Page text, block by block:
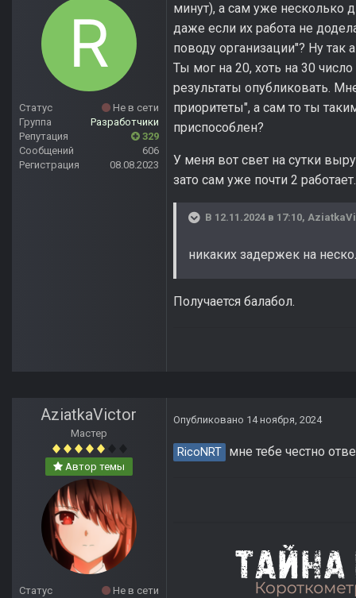
Статус
Не в сети
Группа
Разработчики
Репутация
329
Сообщений
606
Регистрация
08.08.2023
минут), а сам уже
даже если их работа не
поводу организации"? Ну
Ты мог на 20, хоть на 30
результаты опубликовать.
приоритеты", а сам то ты
приспособлен?
У меня вот свет на сутки
зато сам уже почти 2
В 12.11.2024 в 17:10,
никаких задержек на
Получается балабол.
AziatkaVictor
Мастер
Автор темы
Статус
Не в сети
Опубликовано 14 ноября, 2024
RicoNRT мне тебе честно